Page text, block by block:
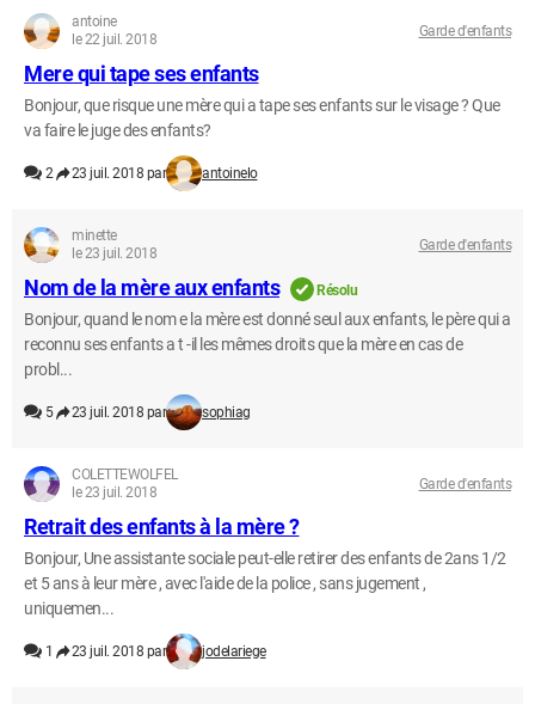
antoine
le 22 juil. 2018
Garde d'enfants
Mere qui tape ses enfants
Bonjour, que risque une mère qui a tape ses enfants sur le visage ? Que
va faire le juge des enfants?
2 23 juil. 2018 par antoinelo
minette
le 23 juil. 2018
Garde d'enfants
Nom de la mère aux enfants Résolu
Bonjour, quand le nom e la mère est donné seul aux enfants, le père qui a
reconnu ses enfants a t -il les mêmes droits que la mère en cas de
probl...
5 23 juil. 2018 par sophiag
COLETTEWOLFEL
le 23 juil. 2018
Garde d'enfants
Retrait des enfants à la mère ?
Bonjour, Une assistante sociale peut-elle retirer des enfants de 2ans 1/2
et 5 ans à leur mère , avec l'aide de la police , sans jugement ,
uniquemen...
1 23 juil. 2018 par jodelariege